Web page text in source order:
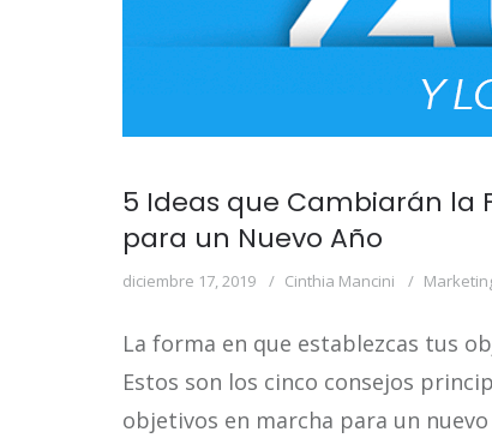
5 Ideas que Cambiarán la
para un Nuevo Año
diciembre 17, 2019 Cinthia Mancini
La forma en que establezcas tus
Estos son los cinco consejos
objetivos en marcha para un